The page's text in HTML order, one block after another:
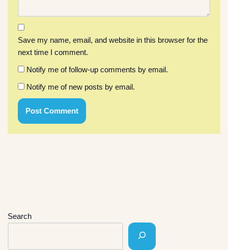
Save my name, email, and website in this browser for the
next time I comment.
Notify me of follow-up comments by email.
Notify me of new posts by email.
Search